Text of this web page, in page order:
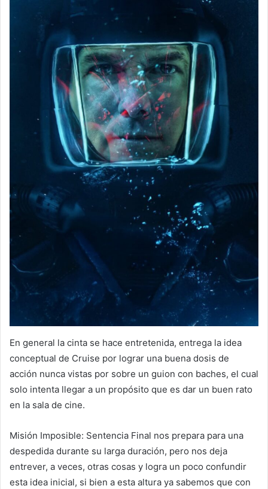
En general la cinta se hace entretenida, entrega la idea
conceptual de Cruise por lograr una buena dosis de
acción nunca vistas por sobre un guion con baches, el cual
solo intenta llegar a un propósito que es dar un buen rato
en la sala de cine.
Misión Imposible: Sentencia Final nos prepara para una
despedida durante su larga duración, pero nos deja
entrever, a veces, otras cosas y logra un poco confundir
esta idea inicial, si bien a esta altura ya sabemos que con